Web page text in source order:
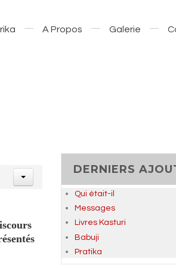
A Propos Galerie
DERNIERS
Qui était-il
Messages
Livres Kasturi
Babuji
Pratika